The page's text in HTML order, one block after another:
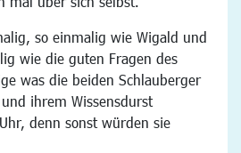
so einmalig wie Wigald und
wie die guten Fragen des
was die beiden Schlauberger
ihrem Wissensdurst
denn sonst würden sie